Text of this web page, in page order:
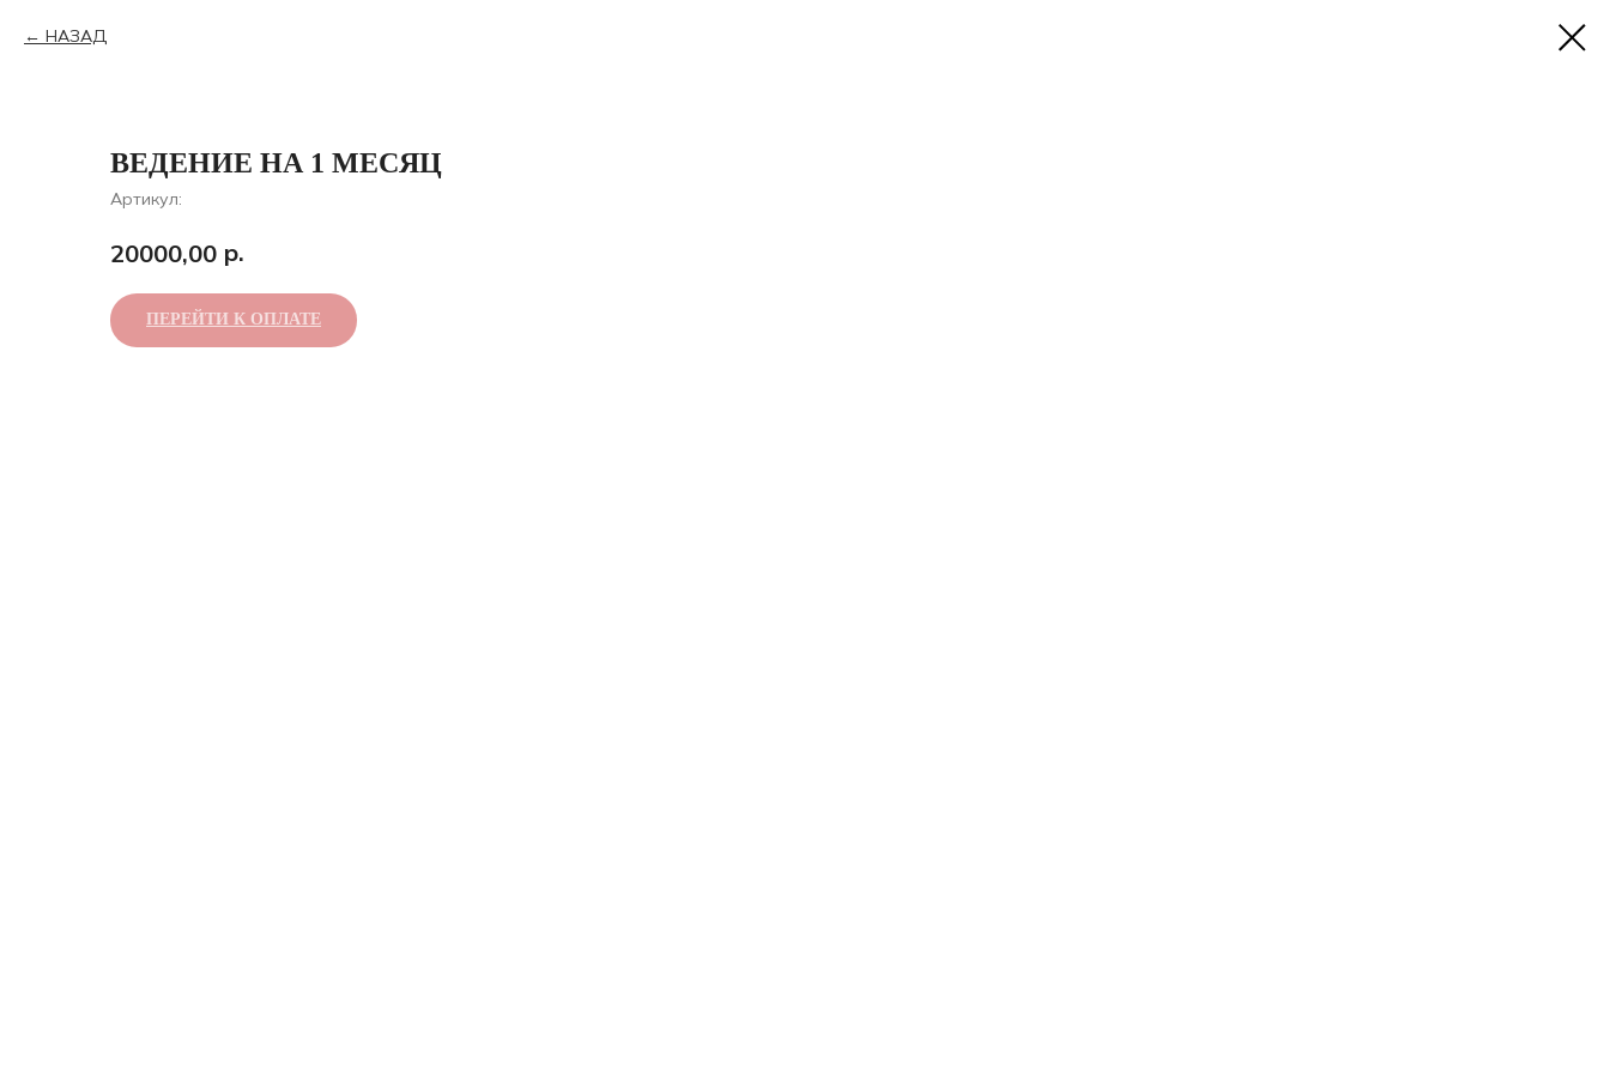
НАЗАД
ВЕДЕНИЕ НА 1 МЕСЯЦ
Артикул:
20000,00 р.
ПЕРЕЙТИ К ОПЛАТЕ